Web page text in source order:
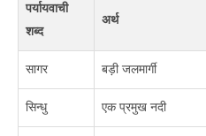
पर्यायवाची
शब्द
अर्थ
सागर बड़ी जलमार्गी
सिन्धु एक प्रमुख नदी